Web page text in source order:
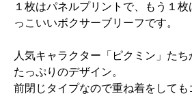
１枚はパネルプリントで、もう１
っこいいボクサーブリーフです。
人気キャラクター「ピクミン」た
たっぷりのデザイン。
前閉じタイプなので重ね着をしても